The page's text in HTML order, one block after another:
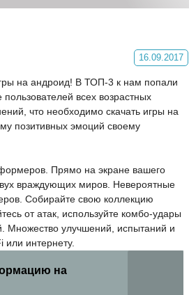
16.09.2017
на андроид! В ТОП-3 к нам попали
всех возрастных
что необходимо скачать игры на
позитивных эмоций своему
Прямо на экране вашего
враждующих миров. Невероятные
Собирайте свою коллекцию
от атак, используйте комбо-удары
Множество улучшений, испытаний и
или интернету.
на